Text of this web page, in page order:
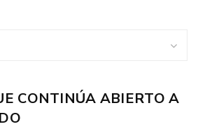
CONTINÚA ABIERTO A